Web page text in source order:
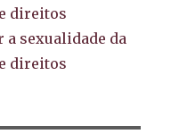
direitos
a sexualidade da
direitos